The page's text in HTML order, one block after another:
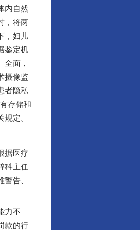
内自然
，将两
，妇儿
鉴定机
面，
摄像监
者隐私
存储和
定。
据医疗
科主任
告、
力不
款的行